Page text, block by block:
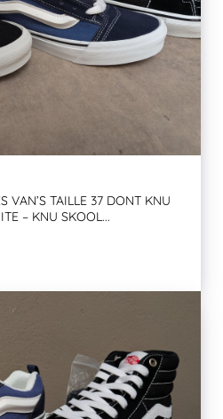
VAN’S TAILLE 37 DONT KNU
– KNU SKOOL...